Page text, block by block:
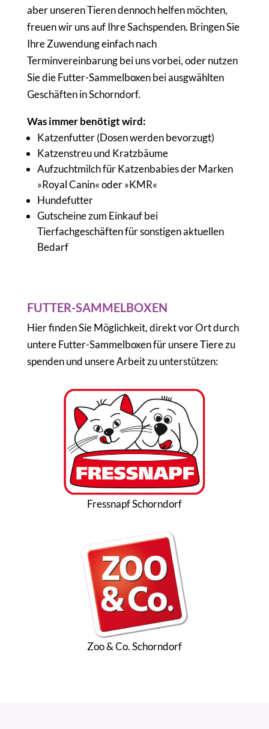
aber unseren Tieren dennoch helfen möchten,
freuen wir uns auf Ihre Sachspenden. Bringen Sie
Ihre Zuwendung einfach nach
Terminvereinbarung bei uns vorbei, oder nutzen
Sie die Futter-Sammelboxen bei ausgwählten
Geschäften in Schorndorf.
Was immer benötigt wird:
Katzenfutter (Dosen werden bevorzugt)
Katzenstreu und Kratzbäume
Aufzuchtmilch für Katzenbabies der Marken
»Royal Canin« oder »KMR«
Hundefutter
Gutscheine zum Einkauf bei
Tierfachgeschäften für sonstigen aktuellen
Bedarf
FUTTER-SAMMELBOXEN
Hier finden Sie Möglichkeit, direkt vor Ort durch
untere Futter-Sammelboxen für unsere Tiere zu
spenden und unsere Arbeit zu unterstützen:
Fressnapf Schorndorf
Zoo & Co. Schorndorf